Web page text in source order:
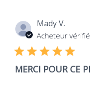
Mady V.
Acheteur vérifié
MERCI POUR CE